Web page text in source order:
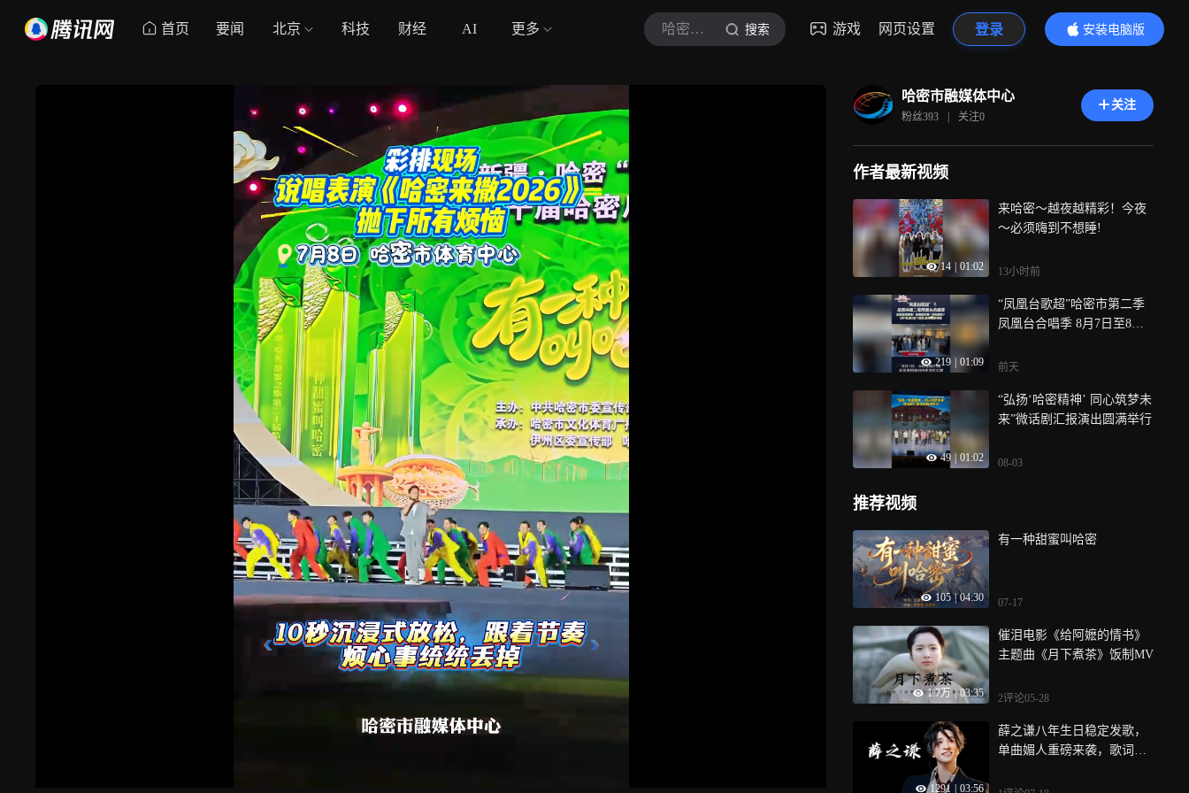
首页 要闻 北京 科技 财经 AI 更多 哈密市融媒体中心 搜索 游戏 网页设置 登录
安装电脑版
内容更精彩
哈密市融媒体中心
粉丝393 | 关注0
关注
作者最新视频
14 01:02
来哈密～越夜越精彩！今夜
～必须嗨到不想睡!
13小时前
219 01:09
“凤凰台歌超”哈密市第二季
凤凰台合唱季 8月7日至8日1
紧排练！你最喜欢哪一支合
前天
49 | 01:02
“弘扬‘哈密精神’ 同心筑梦未
来”微话剧汇报演出圆满举行
08-03
推荐视频
105 | 04:30
有一种甜蜜叫哈密
07-17
1.7万 | 03:35
催泪电影《给阿嬷的情书》
主题曲《月下煮茶》饭制MV
2评论05-28
1291 03:56
薛之谦八年生日稳定发歌，
单曲媚人重磅来袭，歌词深